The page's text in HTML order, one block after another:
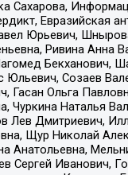
Сахарова,
Евразийская
Юрьевич,
Ривина Анна
Бекханович,
Созаев
Гасан Ольга
Чуркина Наталья
Лев Дмитриевич,
Щур Николай
Анатольевна,
Сергей Иванович,